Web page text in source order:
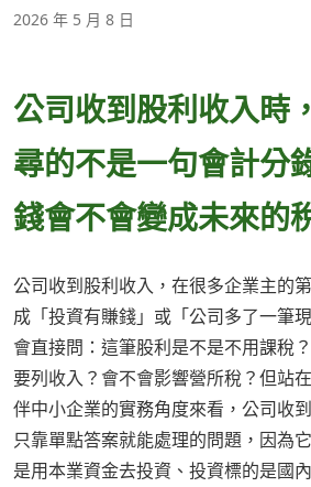
2026 年 5 月 8 日
公司收到股利收入時
尋的不是一句會計分
錢會不會變成未來的
公司收到股利收入，在很多企業主的
成「投資有賺錢」或「公司多了一筆
會直接問：這筆股利是不是不用課稅
要列收入？會不會影響營所稅？但站
伴中小企業的實務角度來看，公司收
只靠單點答案就能處理的問題，因為
是用本業資金去投資、投資標的是國